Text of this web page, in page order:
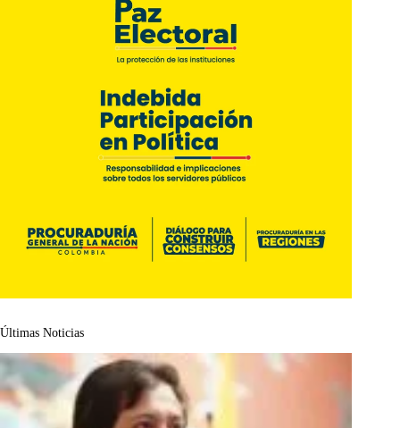
Últimas Noticias